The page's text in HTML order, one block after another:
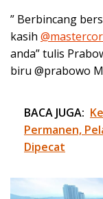
” Berbincang
kasih
anda” tulis
biru @prabowo
BACA JUGA:
Permanen,
Dipecat